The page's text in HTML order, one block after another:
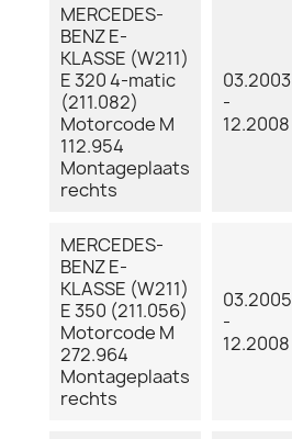
MERCEDES-
BENZ E-
KLASSE (W211)
E 320 4-matic
(211.082)
Motorcode M
112.954
Montageplaats
rechts
03.2003
-
12.2008
MERCEDES-
BENZ E-
KLASSE (W211)
E 350 (211.056)
Motorcode M
272.964
Montageplaats
rechts
03.2005
-
12.2008